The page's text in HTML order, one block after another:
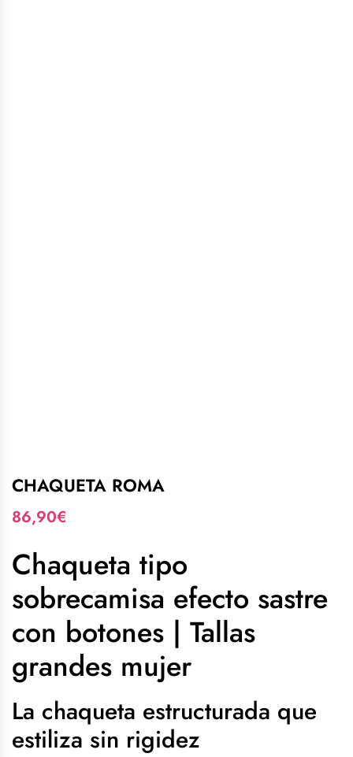
CHAQUETA ROMA
86,90€
Chaqueta tipo
sobrecamisa efecto sastre
con botones | Tallas
grandes mujer
La chaqueta estructurada que
estiliza sin rigidez